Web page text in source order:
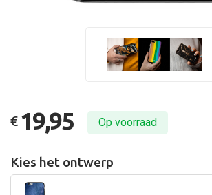
€ 19,95 Op voorraad
Kies het ontwerp